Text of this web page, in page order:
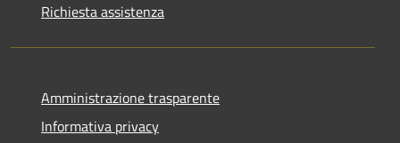
Richiesta assistenza
Amministrazione trasparente
Informativa privacy